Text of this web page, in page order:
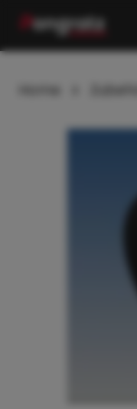
springen
Home
Bildergalerie